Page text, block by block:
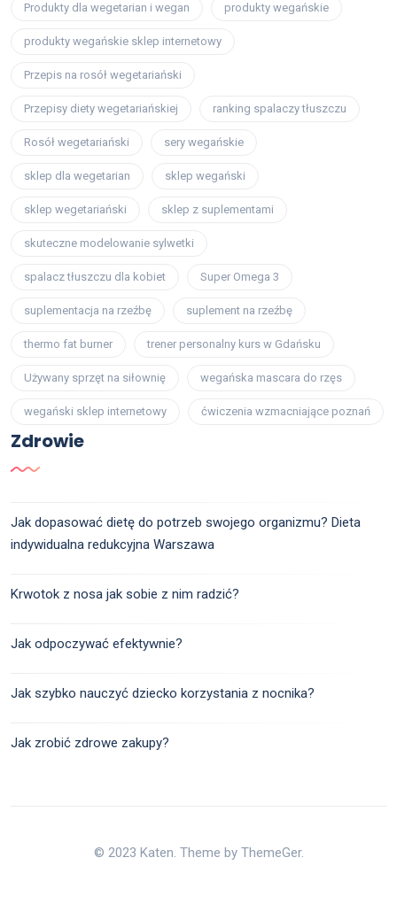
Produkty dla wegetarian i wegan produkty wegańskie
produkty wegańskie sklep internetowy
Przepis na rosół wegetariański
Przepisy diety wegetariańskiej ranking spalaczy tłuszczu
Rosół wegetariański sery wegańskie
sklep dla wegetarian sklep wegański
sklep wegetariański sklep z suplementami
skuteczne modelowanie sylwetki
spalacz tłuszczu dla kobiet Super Omega 3
suplementacja na rzeźbę suplement na rzeźbę
thermo fat burner trener personalny kurs w Gdańsku
Używany sprzęt na siłownię wegańska mascara do rzęs
wegański sklep internetowy ćwiczenia wzmacniające poznań
Zdrowie
Jak dopasować dietę do potrzeb swojego organizmu? Dieta
indywidualna redukcyjna Warszawa
Krwotok z nosa jak sobie z nim radzić?
Jak odpoczywać efektywnie?
Jak szybko nauczyć dziecko korzystania z nocnika?
Jak zrobić zdrowe zakupy?
© 2023 Katen. Theme by ThemeGer.